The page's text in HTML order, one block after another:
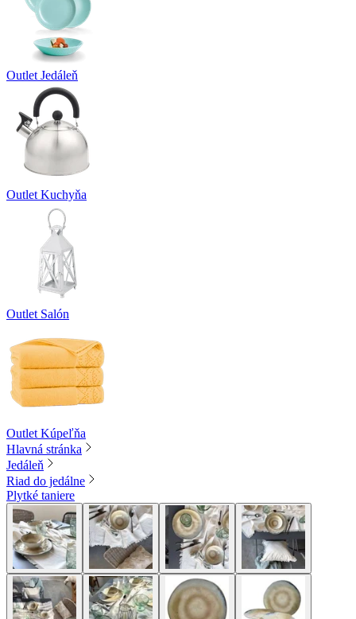
Outlet Jedáleň
Outlet Kuchyňa
Outlet Salón
Outlet Kúpeľňa
Hlavná stránka
Jedáleň
Riad do jedálne
Plytké taniere